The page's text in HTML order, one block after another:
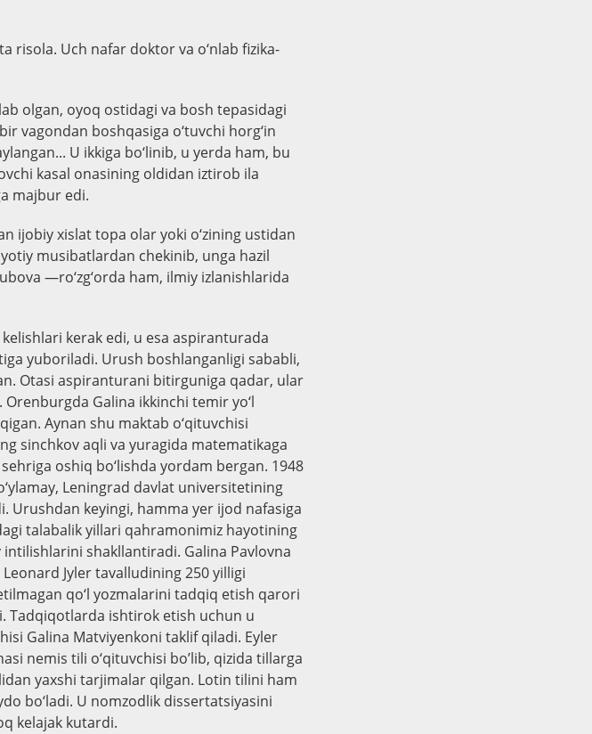
risola. Uch nafar doktor va o‘nlab fizika-
olgan, oyoq ostidagi va bosh tepasidagi
vagondan boshqasiga o‘tuvchi horg‘in
U ikkiga bo‘linib, u yerda ham, bu
kasal onasining oldidan iztirob ila
majbur edi.
ijobiy xislat topa olar yoki o‘zining ustidan
musibatlardan chekinib, unga hazil
—ro‘zg‘orda ham, ilmiy izlanishlarida
kerak edi, u esa aspiranturada
yuboriladi. Urush boshlanganligi sababli,
Otasi aspiranturani bitirguniga qadar, ular
Galina ikkinchi temir yo‘l
Aynan shu maktab o‘qituvchisi
sinchkov aqli va yuragida matematikaga
oshiq bo‘lishda yordam bergan. 1948
Leningrad davlat universitetining
Urushdan keyingi, hamma yer ijod nafasiga
talabalik yillari qahramonimiz hayotining
shakllantiradi. Galina Pavlovna
Jyler tavalludining 250 yilligi
qo‘l yozmalarini tadqiq etish qarori
Tadqiqotlarda ishtirok etish uchun u
Galina Matviyenkoni taklif qiladi. Eyler
nemis tili o‘qituvchisi bo’lib, qizida tillarga
yaxshi tarjimalar qilgan. Lotin tilini ham
bo‘ladi. U nomzodlik dissertatsiyasini
kelajak kutardi.